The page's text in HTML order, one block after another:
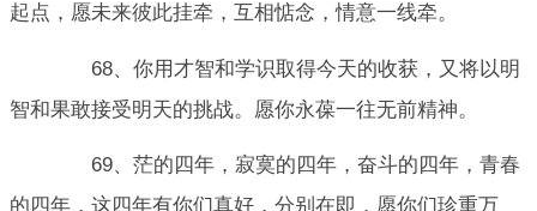
起点，愿未来彼此挂牵，互相惦念，情意一线牵。
68、你用才智和学识取得今天的收获，又将以明
智和果敢接受明天的挑战。愿你永葆一往无前精神。
69、茫的四年，寂寞的四年，奋斗的四年，青春
的四年，这四年有你们真好，分别在即，愿你们珍重万